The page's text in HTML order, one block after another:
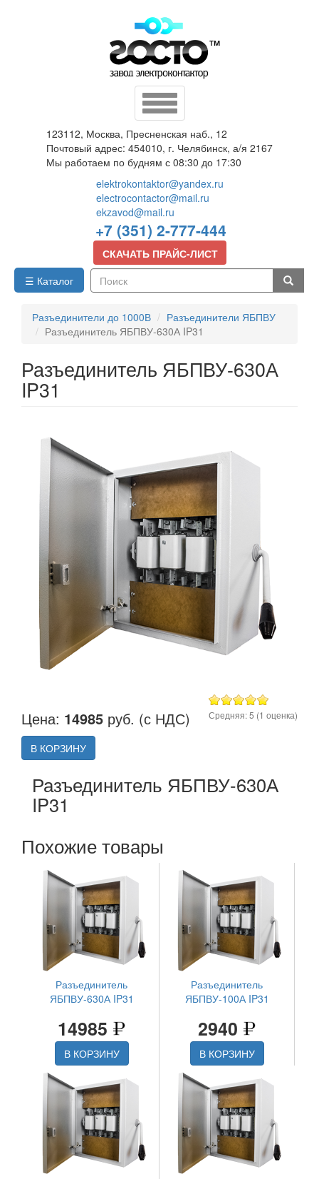
Toggle
navigation
123112, Москва, Пресненская наб., 12
Почтовый адрес: 454010, г. Челябинск, а/я 2167
Мы работаем по будням с 08:30 до 17:30
elektrokontaktor@yandex.ru
electrocontactor@mail.ru
ekzavod@mail.ru
+7 (351) 2-777-444
СКАЧАТЬ ПРАЙС-ЛИСТ
☰ Каталог
Разъединители до 1000В
Разъединители ЯБПВУ
Разъединитель ЯБПВУ-630А IP31
Разъединитель ЯБПВУ-630А
IP31
Цена: 14985 руб. (с НДС)
В КОРЗИНУ
Средняя:5 (1 оценка)
Разъединитель ЯБПВУ-630А
IP31
Похожие товары
Разъединитель
ЯБПВУ-630А IP31
14985
В КОРЗИНУ
Разъединитель
ЯБПВУ-100А IP31
2940
В КОРЗИНУ